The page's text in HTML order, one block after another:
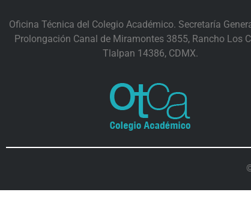
Oficina Técnica del Colegio Académico. Secretaría
Prolongación Canal de Miramontes 3855, Rancho Los
Tlalpan 14386, CDMX.